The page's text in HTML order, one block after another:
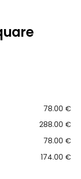
78.00 €
288.00 €
78.00 €
174.00 €